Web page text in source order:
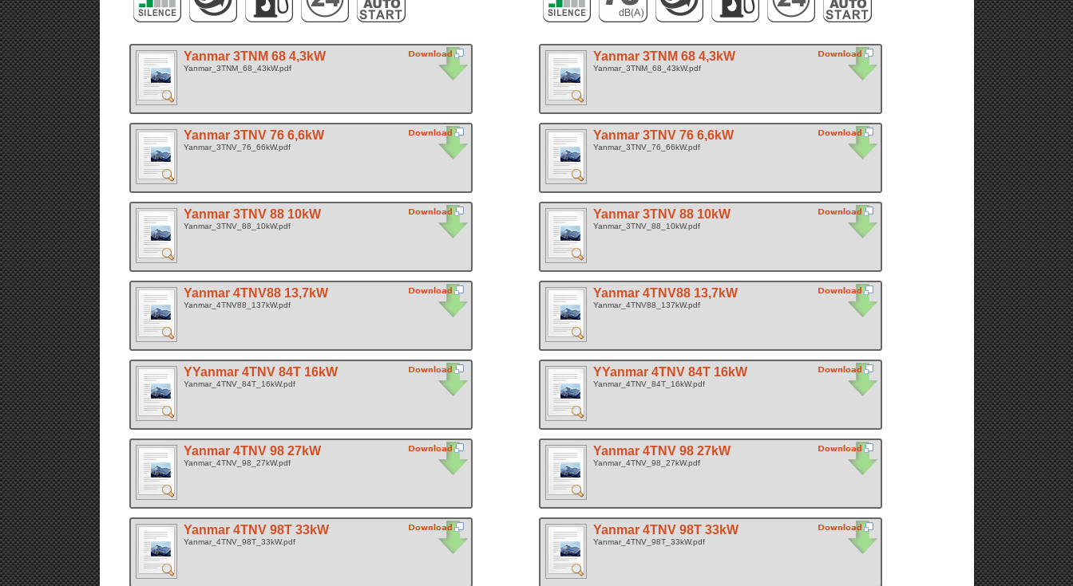
Yanmar 3TNM 68 4,3kW
Yanmar_3TNM_68_43kW.pdf
Yanmar 3TNV 76 6,6kW
Yanmar_3TNV_76_66kW.pdf
Yanmar 3TNV 88 10kW
Yanmar_3TNV_88_10kW.pdf
Yanmar 4TNV88 13,7kW
Yanmar_4TNV88_137kW.pdf
YYanmar 4TNV 84T 16kW
Yanmar_4TNV_84T_16kW.pdf
Yanmar 4TNV 98 27kW
Yanmar_4TNV_98_27kW.pdf
Yanmar 4TNV 98T 33kW
Yanmar_4TNV_98T_33kW.pdf
Yanmar 3TNM 68 4,3kW
Yanmar_3TNM_68_43kW.pdf
Yanmar 3TNV 76 6,6kW
Yanmar_3TNV_76_66kW.pdf
Yanmar 3TNV 88 10kW
Yanmar_3TNV_88_10kW.pdf
Yanmar 4TNV88 13,7kW
Yanmar_4TNV88_137kW.pdf
YYanmar 4TNV 84T 16kW
Yanmar_4TNV_84T_16kW.pdf
Yanmar 4TNV 98 27kW
Yanmar_4TNV_98_27kW.pdf
Yanmar 4TNV 98T 33kW
Yanmar_4TNV_98T_33kW.pdf